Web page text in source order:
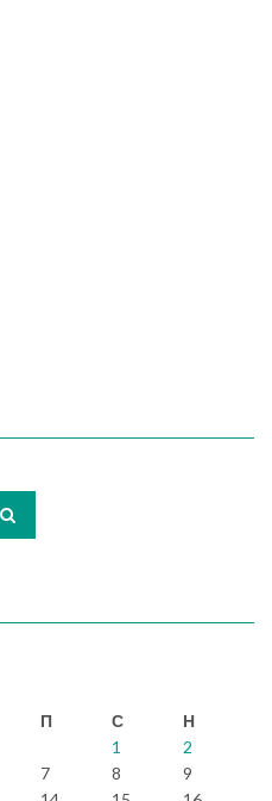
П С
Н
1
2
7 8
9